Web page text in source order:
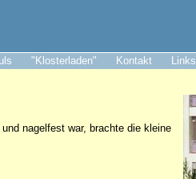
"Klosterladen" Kontakt Links
nagelfest war, brachte die kleine